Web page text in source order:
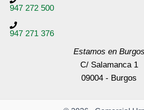
947 272 500
947 271 376
Estamos en Burgos
C/ Salamanca 1
09004 - Burgos